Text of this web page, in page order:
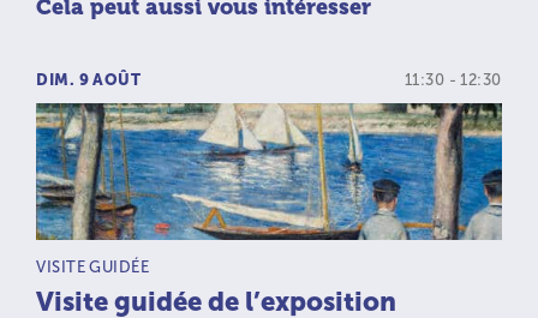
Cela peut aussi vous intéresser
DIM. 9 AOÛT 11:30 - 12:30
TYPE D’ACTIVITÉ :
VISITE GUIDÉE
Visite guidée de l’exposition